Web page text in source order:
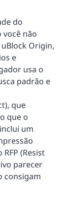
do
você não
Origin,
e
usa o
padrão e
que
que o
um
(Resist
parecer
consigam